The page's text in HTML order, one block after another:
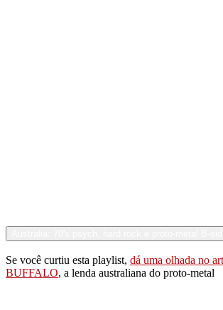
Se você curtiu esta playlist, dá uma olhada no
BUFFALO, a lenda australiana do proto-metal